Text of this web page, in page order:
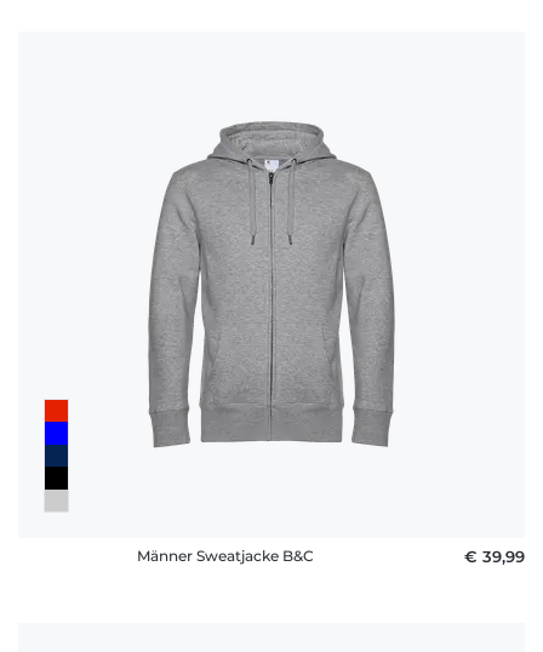
Männer Sweatjacke B&C € 39,99